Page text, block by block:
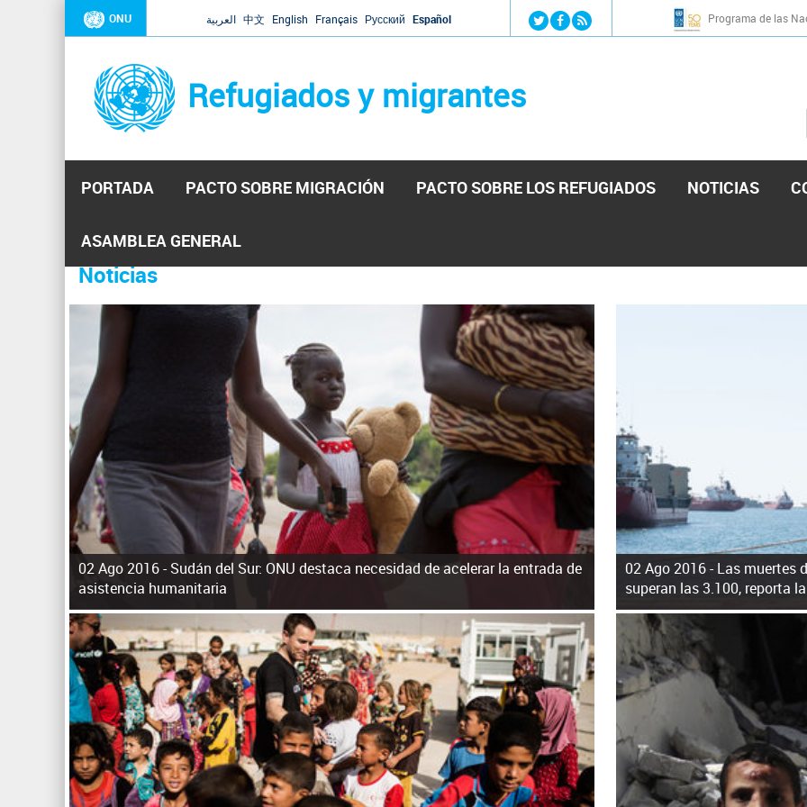
Jump to navigation
ONU العربية 中文 English Français Русский Español Programa de las
Refugiados y migrantes
PORTADA PACTO SOBRE MIGRACIÓN PACTO SOBRE LOS REFUGIADOS NOTICIAS
ASAMBLEA GENERAL
Se
encuentra
usted
aquí
Noticias
31 Ene 2019 -
El Secretario General ha respondido a la carta enviada por el presidente de la Asamblea Nacional de Venezuela solicitando a
ha reiterado que la ONU está lista para hacerlo, pero necesita el consentimiento y la colaboración del Gobierno.
02 Ago 2016 -Sudán del Sur: ONU destaca necesidad de acelerar la entrada de
asistencia humanitaria
02 Ago 2016 -Las muertes
superan las 3.100, reporta
P
á
g
i
n
a
s